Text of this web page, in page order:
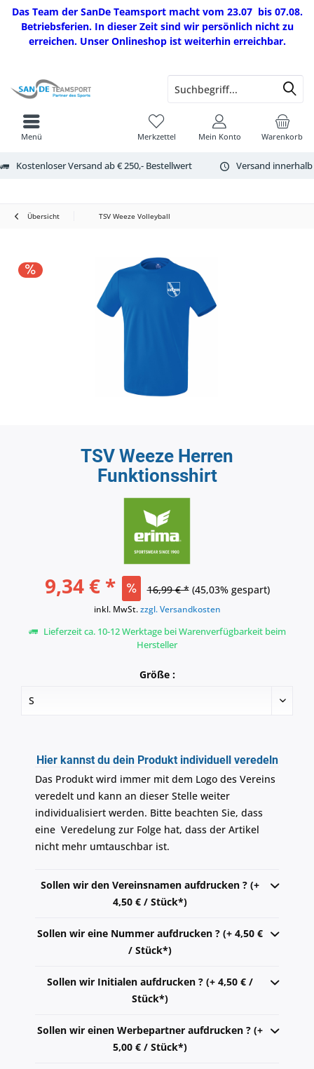
Das Team der SanDe Teamsport macht vom 23.07 bis 07.08.
Betriebsferien. In dieser Zeit sind wir persönlich nicht zu
erreichen. Unser Onlineshop ist weiterhin erreichbar.
Kostenloser Versand ab € 250,- Bestellwert Versand
Warenkorb
Merkzettel Mein Konto
Menü
Übersicht TSV Weeze Volleyball
TSV Weeze Herren
Funktionsshirt
9,34 € * 16,99 € * (45,03% gespart)
inkl. MwSt.zzgl. Versandkosten
Lieferzeit ca. 10-12 Werktage bei Warenverfügbarkeit beim
Hersteller
Größe :
Hier kannst du dein Produkt individuell veredeln
Das Produkt wird immer mit dem Logo des Vereins
veredelt und kann an dieser Stelle weiter
individualisiert werden. Bitte beachten Sie, dass
eine Veredelung zur Folge hat, dass der Artikel
nicht mehr umtauschbar ist.
Sollen wir den Vereinsnamen aufdrucken ? (+
4,50 € / Stück*)
Sollen wir eine Nummer aufdrucken ? (+ 4,50 €
/ Stück*)
Sollen wir Initialen aufdrucken ? (+ 4,50 € /
Stück*)
Sollen wir einen Werbepartner aufdrucken ? (+
5,00 € / Stück*)